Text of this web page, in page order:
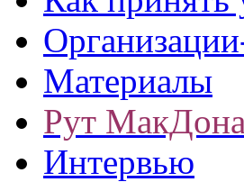
Материалы
Рут
Интервью